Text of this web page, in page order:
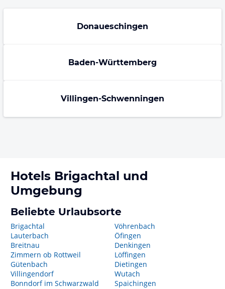
Donaueschingen
Baden-Württemberg
Villingen-Schwenningen
Hotels Brigachtal und
Umgebung
Beliebte Urlaubsorte
Brigachtal
Lauterbach
Breitnau
Zimmern ob Rottweil
Gütenbach
Villingendorf
Bonndorf im Schwarzwald
Vöhrenbach
Öfingen
Denkingen
Löffingen
Dietingen
Wutach
Spaichingen